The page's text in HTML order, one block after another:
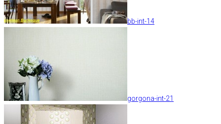
bb-int-14
gorgona-int-21